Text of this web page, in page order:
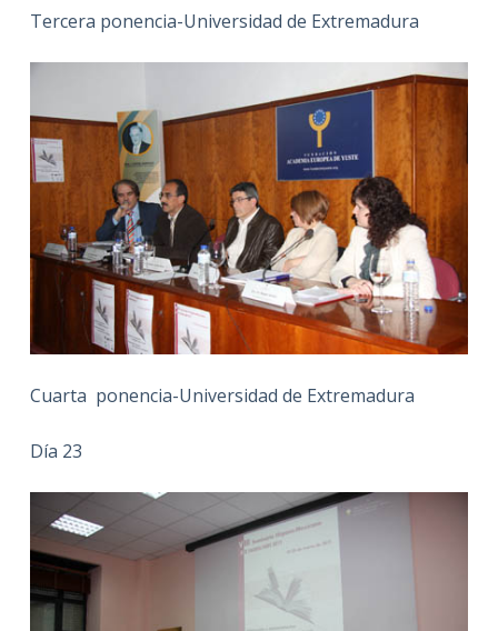
Tercera ponencia-Universidad de Extremadura
Cuarta ponencia-Universidad de Extremadura
Día 23